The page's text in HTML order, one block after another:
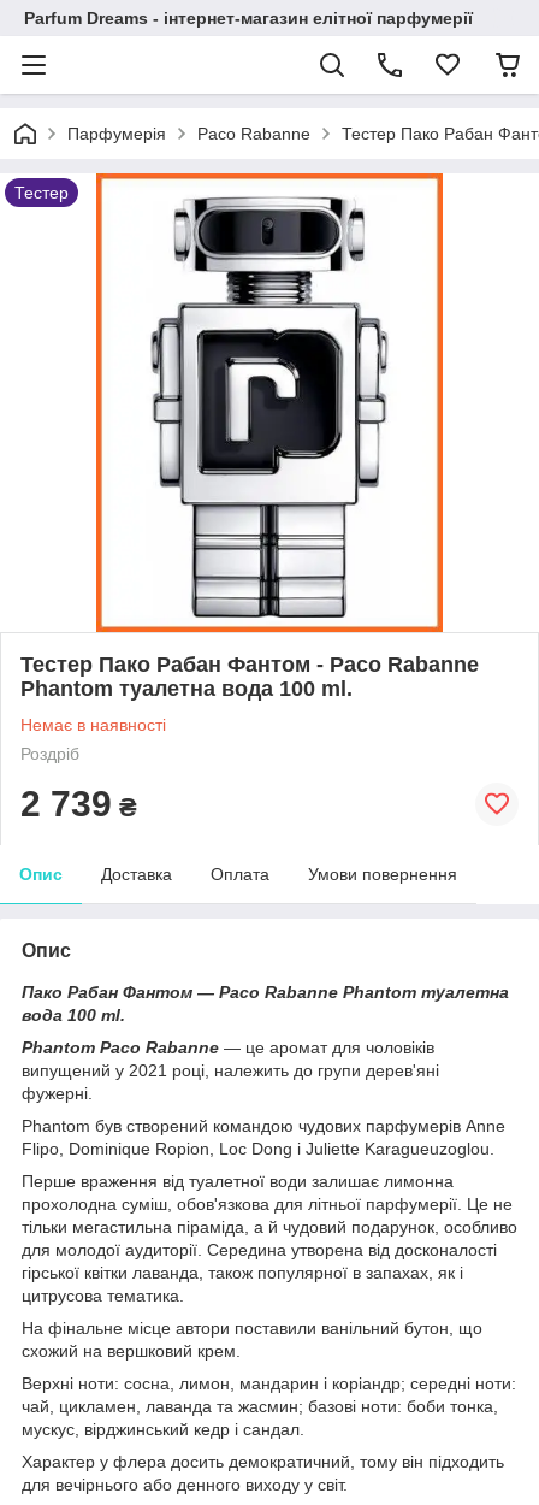
Parfum Dreams - інтернет-магазин елітної парфумерії
Парфумерія Paco Rabanne Тестер Пако Рабан
Тестер
Тестер Пако Рабан Фантом - Paco Rabanne
Phantom туалетна вода 100 ml.
Немає в наявності
Роздріб
2 739 ₴
Опис Доставка Оплата Умови повернення
Опис
Пако Рабан Фантом — Paco Rabanne Phantom туалетна
вода 100 ml.
Phantom Paco Rabanne — це аромат для чоловіків
випущений у 2021 році, належить до групи дерев'яні
фужерні.
Phantom був створений командою чудових парфумерів Anne
Flipo, Dominique Ropion, Loc Dong і Juliette Karagueuzoglou.
Перше враження від туалетної води залишає лимонна
прохолодна суміш, обов'язкова для літньої парфумерії. Це не
тільки мегастильна піраміда, а й чудовий подарунок, особливо
для молодої аудиторії. Середина утворена від досконалості
гірської квітки лаванда, також популярної в запахах, як і
цитрусова тематика.
На фінальне місце автори поставили ванільний бутон, що
схожий на вершковий крем.
Верхні ноти: сосна, лимон, мандарин і коріандр; середні ноти:
чай, цикламен, лаванда та жасмин; базові ноти: боби тонка,
мускус, вірджинський кедр і сандал.
Характер у флера досить демократичний, тому він підходить
для вечірнього або денного виходу у світ.